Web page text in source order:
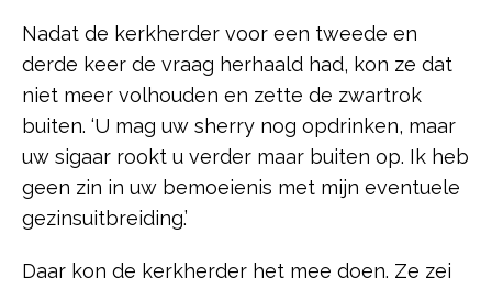
Nadat de kerkherder voor een tweede en
derde keer de vraag herhaald had, kon ze dat
niet meer volhouden en zette de zwartrok
buiten. ‘U mag uw sherry nog opdrinken, maar
uw sigaar rookt u verder maar buiten op. Ik heb
geen zin in uw bemoeienis met mijn eventuele
gezinsuitbreiding.’
Daar kon de kerkherder het mee doen. Ze zei